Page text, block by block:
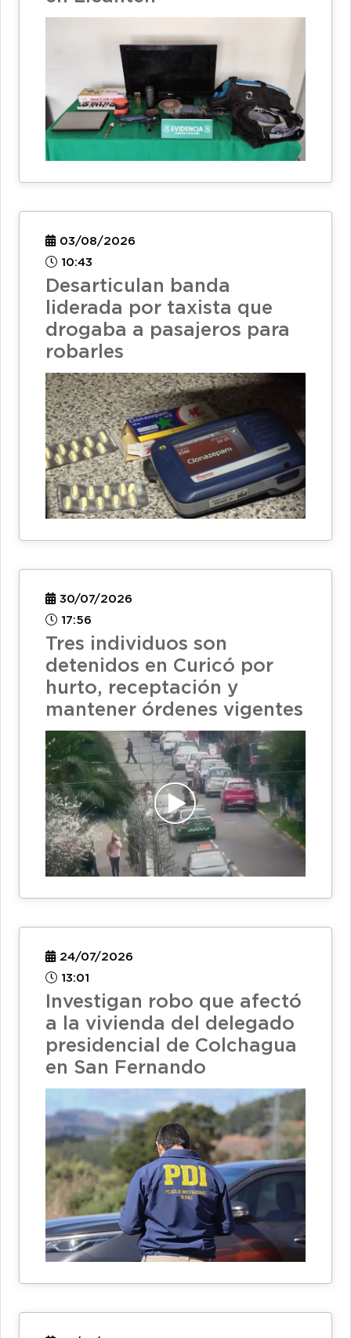
03/08/2026
10:43
Desarticulan banda
liderada por taxista que
drogaba a pasajeros para
robarles
30/07/2026
17:56
Tres individuos son
detenidos en Curicó por
hurto, receptación y
mantener órdenes vigentes
24/07/2026
13:01
Investigan robo que afectó
a la vivienda del delegado
presidencial de Colchagua
en San Fernando